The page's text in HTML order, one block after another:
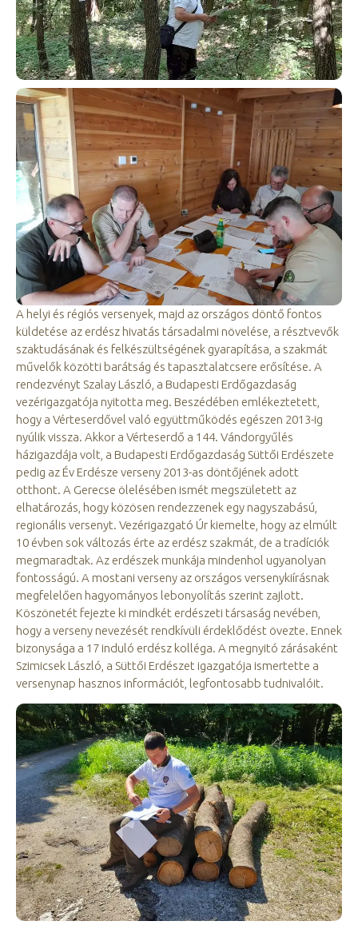
A helyi és régiós versenyek, majd az országos döntő fontos
küldetése az erdész hivatás társadalmi növelése, a résztvevők
szaktudásának és felkészültségének gyarapítása, a szakmát
művelők közötti barátság és tapasztalatcsere erősítése. A
rendezvényt Szalay László, a Budapesti Erdőgazdaság
vezérigazgatója nyitotta meg. Beszédében emlékeztetett,
hogy a Vérteserdővel való együttműködés egészen 2013-ig
nyúlik vissza. Akkor a Vérteserdő a 144. Vándorgyűlés
házigazdája volt, a Budapesti Erdőgazdaság Süttői Erdészete
pedig az Év Erdésze verseny 2013-as döntőjének adott
otthont. A Gerecse ölelésében ismét megszületett az
elhatározás, hogy közösen rendezzenek egy nagyszabású,
regionális versenyt. Vezérigazgató Úr kiemelte, hogy az elmúlt
10 évben sok változás érte az erdész szakmát, de a tradíciók
megmaradtak. Az erdészek munkája mindenhol ugyanolyan
fontosságú. A mostani verseny az országos versenykiírásnak
megfelelően hagyományos lebonyolítás szerint zajlott.
Köszönetét fejezte ki mindkét erdészeti társaság nevében,
hogy a verseny nevezését rendkívüli érdeklődést övezte. Ennek
bizonysága a 17 induló erdész kolléga. A megnyitó zárásaként
Szimicsek László, a Süttői Erdészet igazgatója ismertette a
versenynap hasznos információt, legfontosabb tudnivalóit.